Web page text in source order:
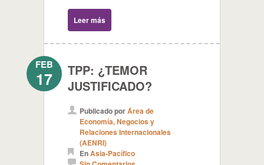
Leer más
FEB
17
TPP: ¿TEMOR
JUSTIFICADO?
Publicado porÁrea de
Economía, Negocios y
Relaciones Internacionales
(AENRI)
EnAsia-Pacífico